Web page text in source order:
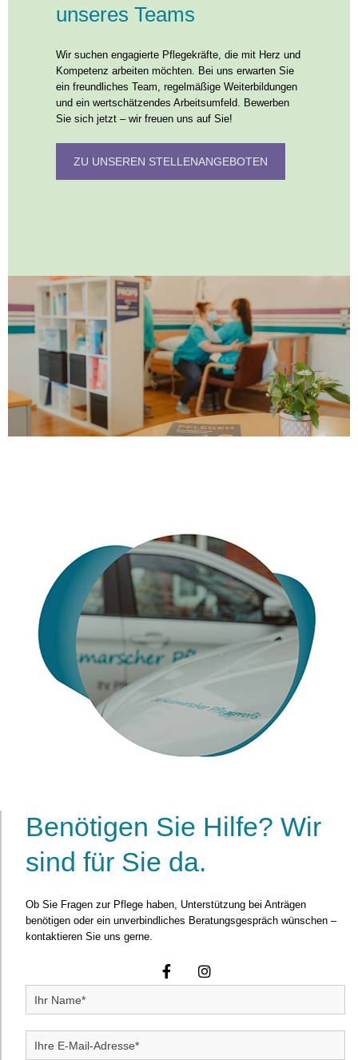
unseres Teams
Wir suchen engagierte Pflegekräfte, die mit Herz und
Kompetenz arbeiten möchten. Bei uns erwarten Sie
ein freundliches Team, regelmäßige Weiterbildungen
und ein wertschätzendes Arbeitsumfeld. Bewerben
Sie sich jetzt – wir freuen uns auf Sie!
ZU UNSEREN STELLENANGEBOTEN
Benötigen Sie Hilfe? Wir
sind für Sie da.
Ob Sie Fragen zur Pflege haben, Unterstützung bei Anträgen
benötigen oder ein unverbindliches Beratungsgespräch wünschen –
kontaktieren Sie uns gerne.